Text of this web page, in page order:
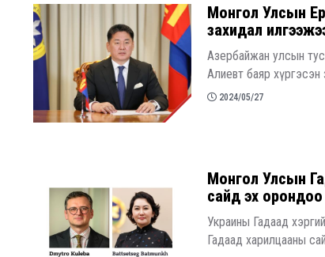
​Монгол Улсын
захидал
Азербайжан улсын
Алиевт баяр
2024/05/27
​Монгол Улсын
сайд эх
Украины Гадаад
Гадаад харилцааны